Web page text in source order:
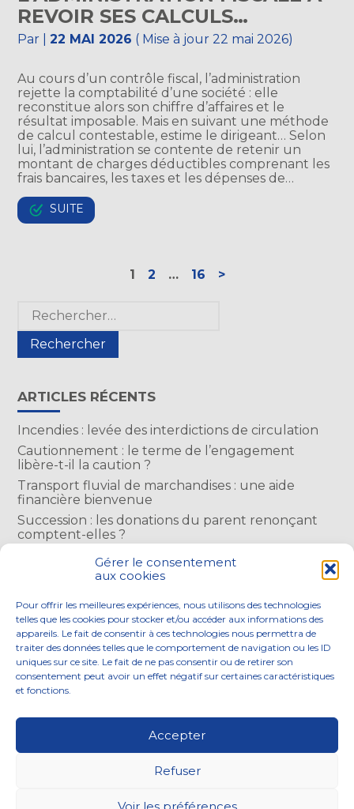
Gérer le consentement
aux cookies
Pour offrir les meilleures expériences, nous utilisons des technologies
telles que les cookies pour stocker et/ou accéder aux informations des
appareils. Le fait de consentir à ces technologies nous permettra de
traiter des données telles que le comportement de navigation ou les ID
uniques sur ce site. Le fait de ne pas consentir ou de retirer son
consentement peut avoir un effet négatif sur certaines caractéristiques
et fonctions.
Accepter
Refuser
Voir les préférences
REVOIR SES CALCULS…
Par |22 MAI 2026 ( Mise à jour 22 mai 2026)
Au cours d’un contrôle fiscal, l’administration
rejette la comptabilité d’une société : elle
reconstitue alors son chiffre d’affaires et le
résultat imposable. Mais en suivant une méthode
de calcul contestable, estime le dirigeant… Selon
lui, l’administration se contente de retenir un
montant de charges déductibles comprenant les
frais bancaires, les taxes et les dépenses de…
SUITE
Navigation1 2 … 16 >
Blog
sidebar
Rechercher :
ARTICLES RÉCENTS
Incendies : levée des interdictions de circulation
Cautionnement : le terme de l’engagement
libère-t-il la caution ?
Transport fluvial de marchandises : une aide
financière bienvenue
Succession : les donations du parent renonçant
comptent-elles ?
Encadrement des loyers : une année de plus
COMMENTAIRES RÉCENTS
FooterNOS ENGAGEMENTS
SOLUTIONS NUMÉRIQUES
ACTUALITÉS
NOUS REJOINDRE
CONTACTEZ-NOUS